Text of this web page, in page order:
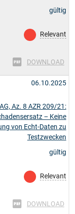
gültig
Relevant
DOWNLOAD
06.10.2025
Az. 8 AZR 209/21:
– Keine
von Echt-Daten zu
Testzwecken
gültig
Relevant
DOWNLOAD